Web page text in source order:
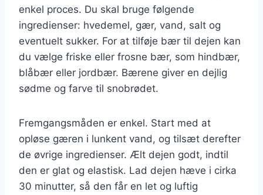
enkel proces. Du skal bruge følgende
ingredienser: hvedemel, gær, vand, salt og
eventuelt sukker. For at tilføje bær til dejen kan
du vælge friske eller frosne bær, som hindbær,
blåbær eller jordbær. Bærene giver en dejlig
sødme og farve til snobrødet.
Fremgangsmåden er enkel. Start med at
opløse gæren i lunkent vand, og tilsæt derefter
de øvrige ingredienser. Ælt dejen godt, indtil
den er glat og elastisk. Lad dejen hæve i cirka
30 minutter, så den får en let og luftig